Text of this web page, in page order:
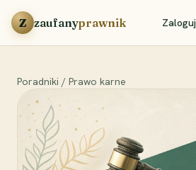
Przejdź do treści
Z zaufanyprawnik Zaloguj
Poradniki / Prawo karne